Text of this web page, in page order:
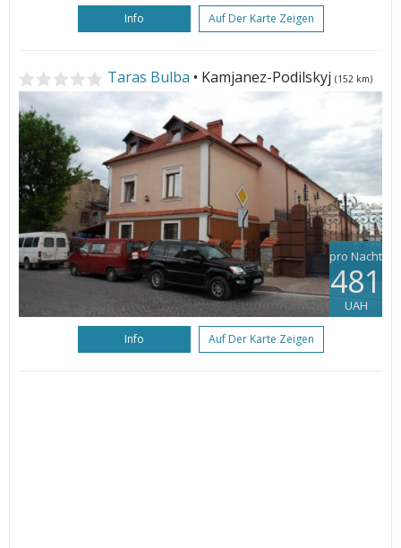
Info Auf Der Karte Zeigen
Taras Bulba • Kamjanez-Podilskyj (152 km)
pro Nacht
481
UAH
Info Auf Der Karte Zeigen